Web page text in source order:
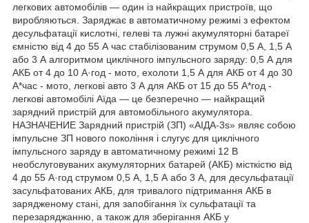
легкових автомобілів — один із найкращих пристроїв, що
виробляються. Заряджає в автоматичному режимі з ефектом
десульфатації кислотні, гелеві та лужні акумуляторні батареї
ємністю від 4 до 55 А час стабілізованим струмом 0,5 А, 1,5 А
або 3 А алгоритмом циклічного імпульсного заряду: 0,5 А для
АКБ от 4 до 10 А·год - мото, ехолоти 1,5 А для АКБ от 4 до 30
А*час - мото, легкові авто 3 А для АКБ от 15 до 55 А*год -
легкові автомобілі Аїда — це безперечно — найкращий
зарядний пристрій для автомобільного акумулятора.
НАЗНАЧЕНИЕ Зарядний пристрій (ЗП) «АІДА-3s» являє собою
імпульсне ЗП нового покоління і слугує для циклічного
імпульсного заряду в автоматичному режимі 12 В
необслуговуваних акумуляторних батарей (АКБ) місткістю від
4 до 55 А·год струмом 0,5 А, 1,5 А або 3 А, для десульфатації
засульфатованих АКБ, для тривалого підтримання АКБ в
зарядженому стані, для запобігання їх сульфатації та
перезаряджанню, а також для зберігання АКБ у